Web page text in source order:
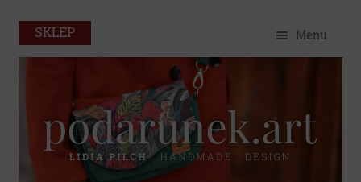
SKLEP Menu
Sklep